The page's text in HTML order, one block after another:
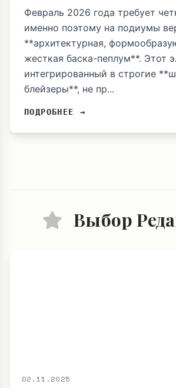
Февраль 2026 года требует
именно поэтому на подиумы
**архитектурная,
жесткая баска-пеплум**. Этот
интегрированный в строгие
блейзеры**, не пр...
ПОДРОБНЕЕ →
Выбор
02.11.2025